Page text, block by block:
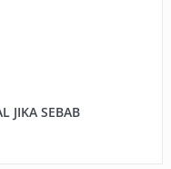
JIKA SEBAB